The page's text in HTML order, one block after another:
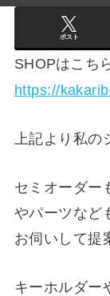
ポスト
SHOPはこち
https://
上記より私の
セミオーダー
やパーツなど
お伺いして提
キーホルダー